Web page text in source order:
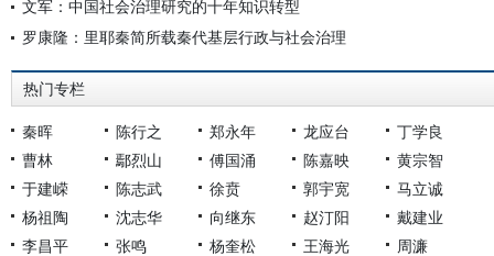
文军：中国社会治理研究的十年知识转型
罗康隆：里耶秦简所载秦代基层行政与社会治理
热门专栏
秦晖 陈行之 郑永年 龙应台
丁学良
曹林
鄢烈山 傅国涌 陈嘉映
黄宗智
于建嵘
陈志武 徐贲 郭宇宽
马立诚
杨祖陶
沈志华 向继东 赵汀阳
戴建业
李昌平
张鸣 杨奎松 王海光
周濂